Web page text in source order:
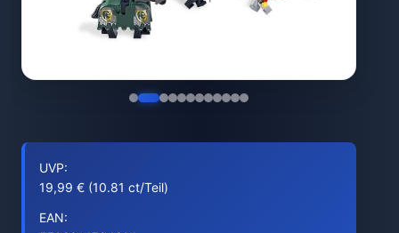
UVP:
19,99 € (10.81 ct/Teil)
EAN: